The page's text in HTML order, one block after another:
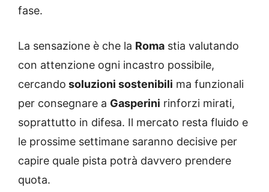
fase.
La sensazione è che la Roma stia valutando
con attenzione ogni incastro possibile,
cercando soluzioni sostenibili ma funzionali
per consegnare a Gasperini rinforzi mirati,
soprattutto in difesa. Il mercato resta fluido e
le prossime settimane saranno decisive per
capire quale pista potrà davvero prendere
quota.